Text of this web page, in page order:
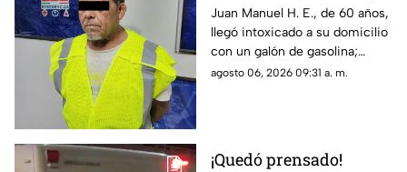
rocía a su hija y esposa
con gasolina para
intentar matarlas
Juan Manuel H. E., de 60 años,
llegó intoxicado a su domicilio
con un galón de gasolina;
agentes de la DEVIFG lo
agosto 06, 2026 09:31 a. m.
¡Quedó prensado!